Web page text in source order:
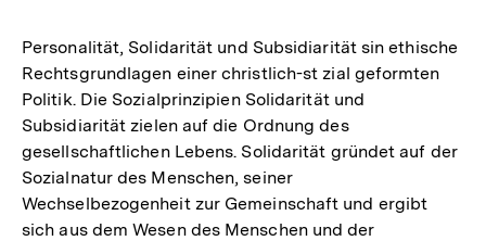
Personalität, Solidarität und Subsidiarität sin ethische
Rechtsgrundlagen einer christlich-st zial geformten
Politik. Die Sozialprinzipien Solidarität und
Subsidiarität zielen auf die Ordnung des
gesellschaftlichen Lebens. Solidarität gründet auf der
Sozialnatur des Menschen, seiner
Wechselbezogenheit zur Gemeinschaft und ergibt
sich aus dem Wesen des Menschen und der